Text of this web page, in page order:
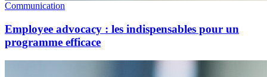
Communication
Employee advocacy : les indispensables pour un
programme efficace